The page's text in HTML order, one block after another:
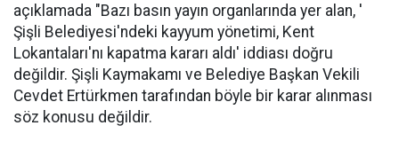
açıklamada "Bazı basın yayın organlarında yer alan, '
Şişli Belediyesi'ndeki kayyum yönetimi, Kent
Lokantaları'nı kapatma kararı aldı' iddiası doğru
değildir. Şişli Kaymakamı ve Belediye Başkan Vekili
Cevdet Ertürkmen tarafından böyle bir karar alınması
söz konusu değildir.